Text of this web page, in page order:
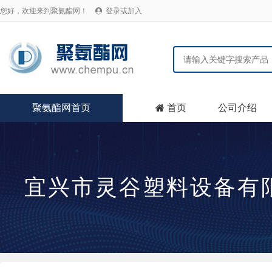
您好，欢迎来到聚氨酯网！  登录或加入
聚氨酯网首页  首页 公司介绍
宜兴市灵谷塑料设备